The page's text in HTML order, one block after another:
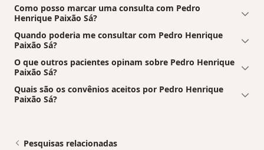
Como posso marcar uma consulta com Pedro
Henrique Paixão Sá?
Quando poderia me consultar com Pedro Henrique
Paixão Sá?
O que outros pacientes opinam sobre Pedro Henrique
Paixão Sá?
Quais são os convênios aceitos por Pedro Henrique
Paixão Sá?
Pesquisas relacionadas